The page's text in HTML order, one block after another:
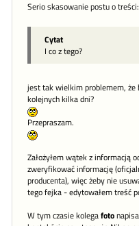
Serio skasowanie postu o treści:
Cytat
I co z tego?
jest tak wielkim problemem, że
kolejnych kilka dni?
Przepraszam.
Założyłem wątek z informacją
zweryfikować informację
producenta), więc żeby nie
tego fejka - edytowałem treść
W tym czasie kolegafoto